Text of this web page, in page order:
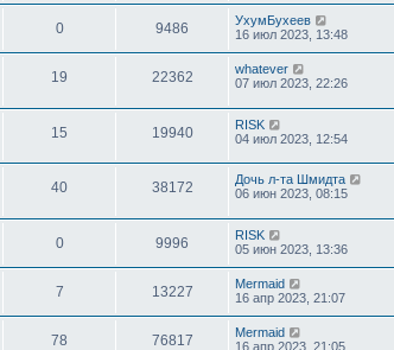
0 9486
УхумБухеев
16 июл 2023, 13:48
19 22362
whatever
07 июл 2023, 22:26
15 19940
RISK
04 июл 2023, 12:54
40 38172
Дочь л-та Шмидта
06 июн 2023, 08:15
0 9996
RISK
05 июн 2023, 13:36
7 13227
Mermaid
16 апр 2023, 21:07
78 76817
Mermaid
16 апр 2023, 21:05